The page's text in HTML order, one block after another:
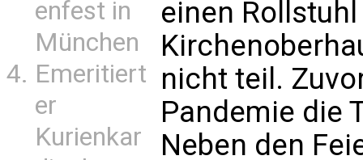
enfest in
München
Emeritiert
er
Kurienkar
einen
nicht teil.
Pandemie die
Neben den